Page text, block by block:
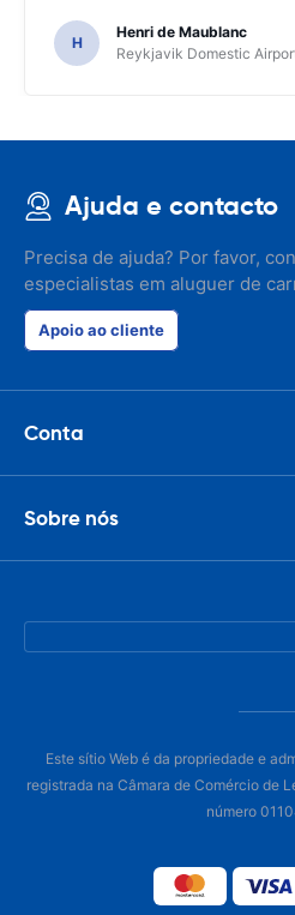
H
Henri de Maublanc
Reykjavik Domestic
Ajuda e contacto
Precisa de ajuda? Por favor,
especialistas em aluguer de
Apoio ao cliente
Conta
Sobre nós
Este sítio Web é da propriedade e
registrada na Câmara de Comércio de
número